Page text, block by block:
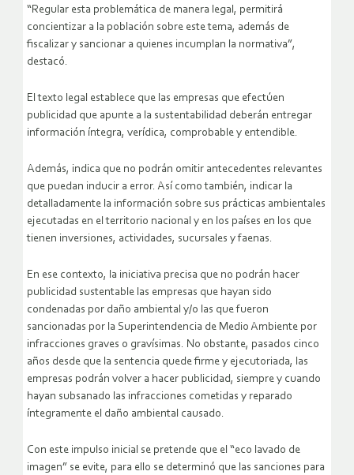
“Regular esta problemática de manera legal, permitirá
concientizar a la población sobre este tema, además de
fiscalizar y sancionar a quienes incumplan la normativa”,
destacó.
El texto legal establece que las empresas que efectúen
publicidad que apunte a la sustentabilidad deberán entregar
información íntegra, verídica, comprobable y entendible.
Además, indica que no podrán omitir antecedentes relevantes
que puedan inducir a error. Así como también, indicar la
detalladamente la información sobre sus prácticas ambientales
ejecutadas en el territorio nacional y en los países en los que
tienen inversiones, actividades, sucursales y faenas.
En ese contexto, la iniciativa precisa que no podrán hacer
publicidad sustentable las empresas que hayan sido
condenadas por daño ambiental y/o las que fueron
sancionadas por la Superintendencia de Medio Ambiente por
infracciones graves o gravísimas. No obstante, pasados cinco
años desde que la sentencia quede firme y ejecutoriada, las
empresas podrán volver a hacer publicidad, siempre y cuando
hayan subsanado las infracciones cometidas y reparado
íntegramente el daño ambiental causado.
Con este impulso inicial se pretende que el “eco lavado de
imagen” se evite, para ello se determinó que las sanciones para